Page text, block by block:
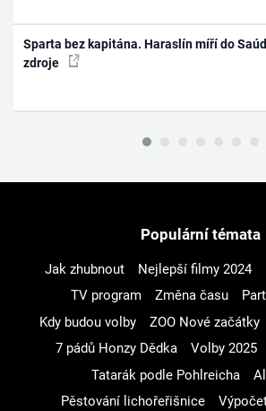
Sparta bez kapitána. Haraslín míří do
zdroje
Populární témata
Jak zhubnout Nejlepší filmy 2024
TV program
Změna času
Kdy budou volby
ZOO Nové začátky
7 pádů Honzy Dědka
Volby 2025
Tatarák podle Pohlreicha
Pěstování lichořeřišnice